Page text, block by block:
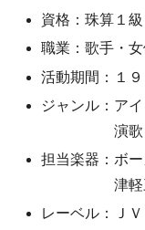
資格：珠算１
職業：歌手・
活動期間：１９
ジャンル：ア
演歌
担当楽器：ボ
津軽三
レーベル：Ｊ